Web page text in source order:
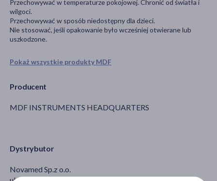
Pokaż wszystkie produkty MDF
Producent
MDF INSTRUMENTS HEADQUARTERS
Dystrybutor
Novamed Sp.z o.o.
Przechowywać w temperaturze pokojowej. Chronić od światła i
wilgoci.
Przechowywać w sposób niedostępny dla dzieci.
Nie stosować, jeśli opakowanie było wcześniej otwierane lub
uszkodzone.